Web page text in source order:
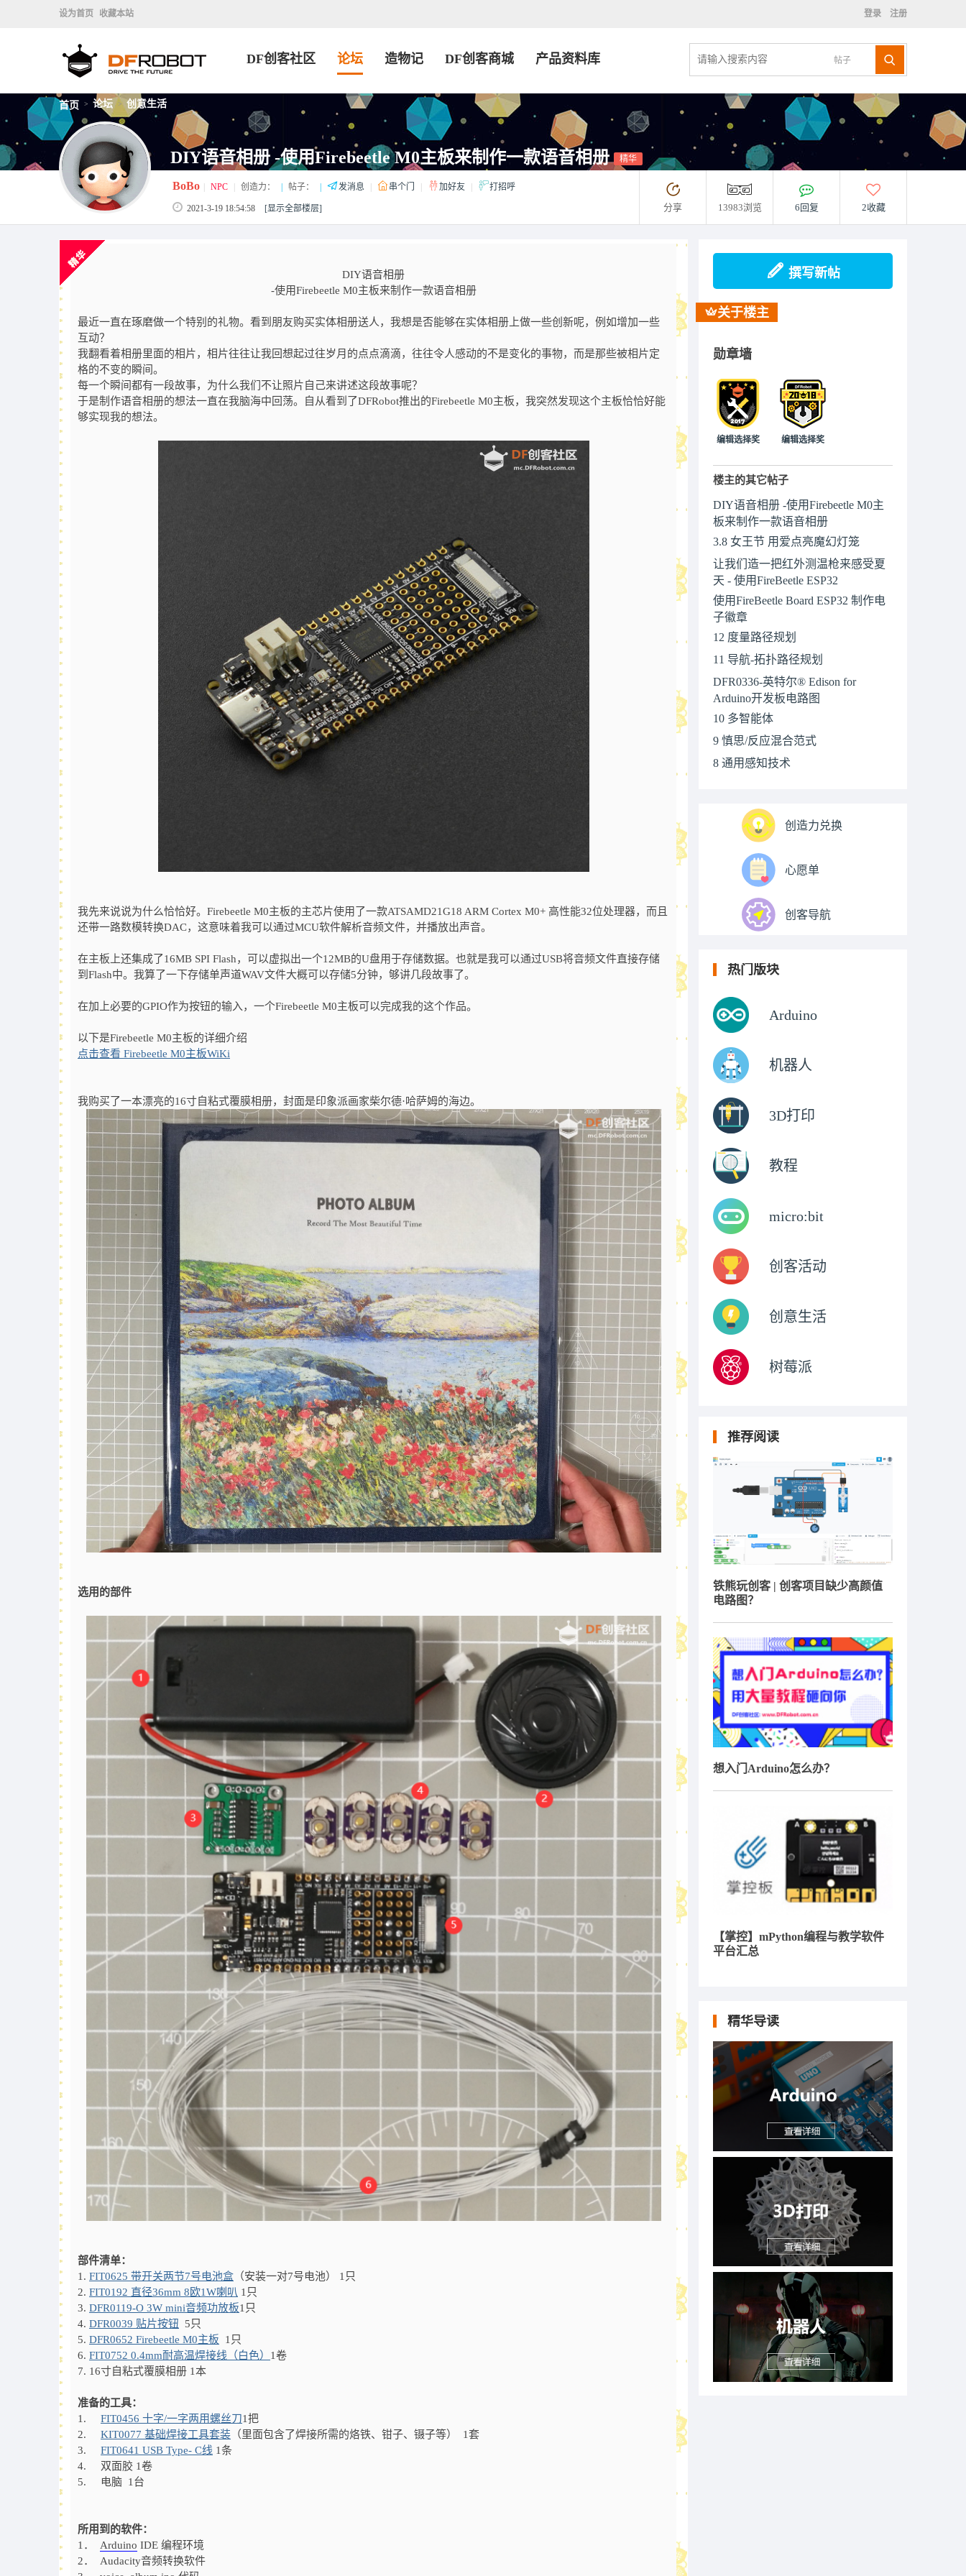
设为首页 收藏本站 登录 注册
帖子
DF创客社区 论坛 造物记 DF创客商城 产品资料库
首页 > 论坛 > 创意生活
DIY语音相册 -使用Firebeetle M0主板来制作一款语音相册 精华
BoBo NPC 创造力： 帖子： 发消息 串个门 加好友 打招呼
2021-3-19 18:54:58 [显示全部楼层] 分享 13983浏览 6回复 2收藏
DIY语音相册
-使用Firebeetle M0主板来制作一款语音相册
最近一直在琢磨做一个特别的礼物。看到朋友购买实体相册送人，我想是否能够在实体相册上做一些创新呢，例如增加一些
互动？
我翻看着相册里面的相片，相片往往让我回想起过往岁月的点点滴滴，往往令人感动的不是变化的事物，而是那些被相片定
格的不变的瞬间。
每一个瞬间都有一段故事，为什么我们不让照片自己来讲述这段故事呢？
于是制作语音相册的想法一直在我脑海中回荡。自从看到了DFRobot推出的Firebeetle M0主板，我突然发现这个主板恰恰好能
够实现我的想法。
我先来说说为什么恰恰好。Firebeetle M0主板的主芯片使用了一款ATSAMD21G18 ARM Cortex M0+ 高性能32位处理器，而且
还带一路数模转换DAC，这意味着我可以通过MCU软件解析音频文件，并播放出声音。
在主板上还集成了16MB SPI Flash，可以虚拟出一个12MB的U盘用于存储数据。也就是我可以通过USB将音频文件直接存储
到Flash中。我算了一下存储单声道WAV文件大概可以存储5分钟，够讲几段故事了。
在加上必要的GPIO作为按钮的输入，一个Firebeetle M0主板可以完成我的这个作品。
以下是Firebeetle M0主板的详细介绍
点击查看 Firebeetle M0主板WiKi
我购买了一本漂亮的16寸自粘式覆膜相册，封面是印象派画家柴尔德·哈萨姆的海边。
选用的部件
部件清单：
1. FIT0625 带开关两节7号电池盒 （安装一对7号电池） 1只
2. FIT0192 直径36mm 8欧1W喇叭 1只
3. DFR0119-O 3W mini音频功放板1只
4. DFR0039 贴片按钮 5只
5. DFR0652 Firebeetle M0主板 1只
6. FIT0752 0.4mm耐高温焊接线（白色） 1卷
7. 16寸自粘式覆膜相册 1本
准备的工具：
1. FIT0456 十字/一字两用螺丝刀1把
2. KIT0077 基础焊接工具套装 （里面包含了焊接所需的烙铁、钳子、镊子等） 1套
3. FIT0641 USB Type- C线 1条
4. 双面胶 1卷
5. 电脑 1台
所用到的软件：
1． Arduino IDE 编程环境
2． Audacity音频转换软件
撰写新帖
关于楼主
勋章墙
编辑选择奖 编辑选择奖
楼主的其它帖子
DIY语音相册 -使用Firebeetle M0主
板来制作一款语音相册
3.8 女王节 用爱点亮魔幻灯笼
让我们造一把红外测温枪来感受夏
天 - 使用FireBeetle ESP32
使用FireBeetle Board ESP32 制作电
子徽章
12 度量路径规划
11 导航-拓扑路径规划
DFR0336-英特尔® Edison for
Arduino开发板电路图
10 多智能体
9 慎思/反应混合范式
8 通用感知技术
创造力兑换
心愿单
创客导航
热门版块
Arduino
机器人
3D打印
教程
micro:bit
创客活动
创意生活
树莓派
推荐阅读
铁熊玩创客 | 创客项目缺少高颜值
电路图？
想入门Arduino怎么办？
【掌控】mPython编程与教学软件
平台汇总
精华导读